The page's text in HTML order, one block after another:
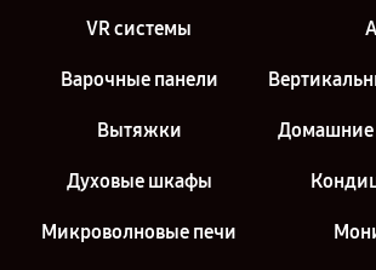
VR системы
Варочные панели
Вытяжки Домашние
Духовые шкафы
Микроволновые печи